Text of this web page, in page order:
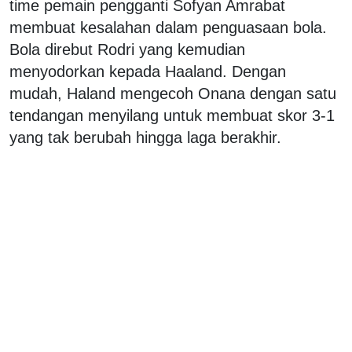
time pemain pengganti Sofyan Amrabat
membuat kesalahan dalam penguasaan bola.
Bola direbut Rodri yang kemudian
menyodorkan kepada Haaland. Dengan
mudah, Haland mengecoh Onana dengan satu
tendangan menyilang untuk membuat skor 3-1
yang tak berubah hingga laga berakhir.